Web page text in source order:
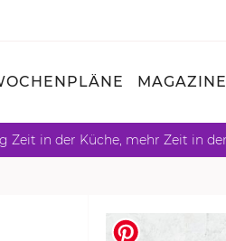
MAGAZINE
Zeit in der Küche, mehr Zeit in